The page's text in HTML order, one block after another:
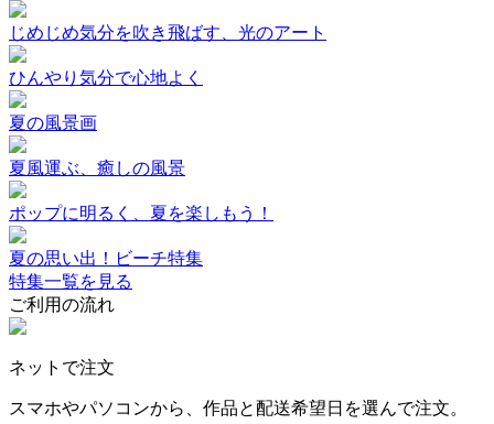
じめじめ気分を吹き飛ばす、光のアート
ひんやり気分で心地よく
夏の風景画
夏風運ぶ、癒しの風景
ポップに明るく、夏を楽しもう！
夏の思い出！ビーチ特集
特集一覧を見る
ご利用の流れ
ネットで注文
スマホやパソコンから、作品と配送希望日を選んで注文。